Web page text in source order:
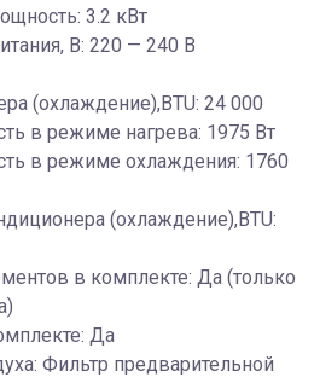
3.2 кВт
В: 220 — 240 В
(охлаждение),BTU: 24 000
в режиме нагрева: 1975 Вт
в режиме охлаждения: 1760
(охлаждение),BTU:
в комплекте: Да (только
Да
Фильтр предварительной